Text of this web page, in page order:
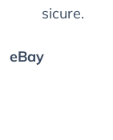
sicure.
eBay